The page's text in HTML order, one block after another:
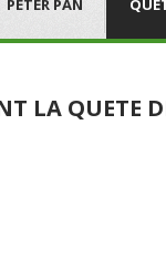
PETER PAN
LA QUETE